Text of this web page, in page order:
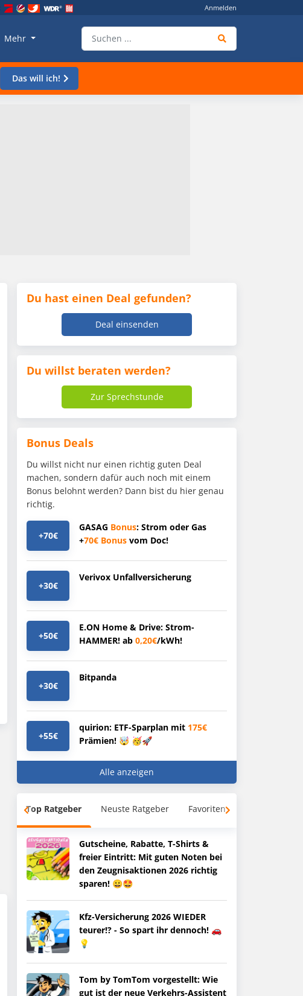
Anmelden
Mehr
Das will ich!
Du hast einen Deal gefunden?
Deal einsenden
Du willst beraten werden?
Zur Sprechstunde
Bonus Deals
Du willst nicht nur einen richtig guten Deal
machen, sondern dafür auch noch mit einem
Bonus belohnt werden? Dann bist du hier genau
richtig.
+70€
GASAG Bonus: Strom oder Gas
+70€ Bonus vom Doc!
+30€
Verivox Unfallversicherung
+50€
E.ON Home & Drive: Strom-
HAMMER! ab 0,20€/kWh!
+30€
Bitpanda
+55€
quirion: ETF-Sparplan mit 175€
Prämien! 🤯 🥳🚀
Alle anzeigen
Top Ratgeber Neuste Ratgeber Favoriten
Gutscheine, Rabatte, T-Shirts &
freier Eintritt: Mit guten Noten bei
den Zeugnisaktionen 2026 richtig
sparen! 😀🤩
Kfz-Versicherung 2026 WIEDER
teurer!? - So spart ihr dennoch! 🚗
💡
Tom by TomTom vorgestellt: Wie
gut ist der neue Verkehrs-Assistent